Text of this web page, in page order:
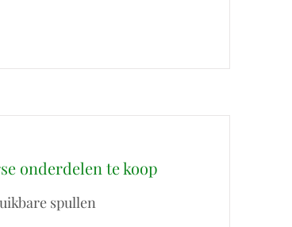
onderdelen te koop
spullen